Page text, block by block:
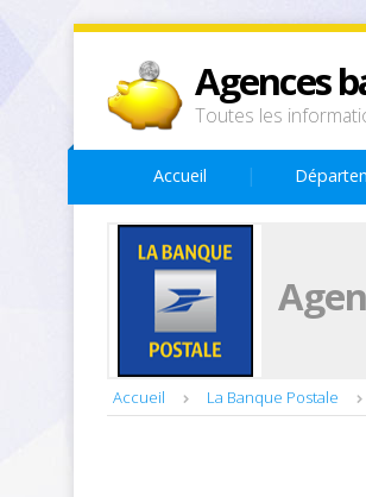
Agences
Toutes les
Accueil
Accueil La Banque Postale